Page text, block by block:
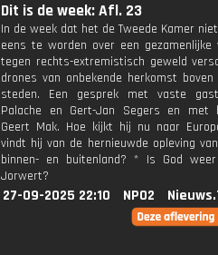
Dit is de week: Afl. 23
In de week dat het de Tweede Kamer
eens te worden over een gezamenlijke
tegen rechts-extremistisch geweld
drones van onbekende herkomst boven
steden. Een gesprek met vaste
Palache en Gert-Jan Segers en met
Geert Mak. Hoe kijkt hij nu naar
vindt hij van de hernieuwde opleving
binnen- en buitenland? * Is God
Jorwert?
27-09-2025 22:10 NPO2